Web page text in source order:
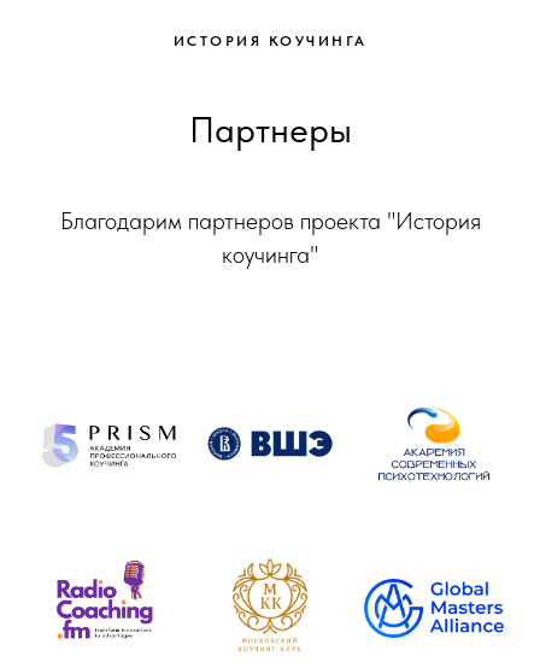
ИСТОРИЯ КОУЧИНГА
Партнеры
Благодарим партнеров проекта "История
коучинга"